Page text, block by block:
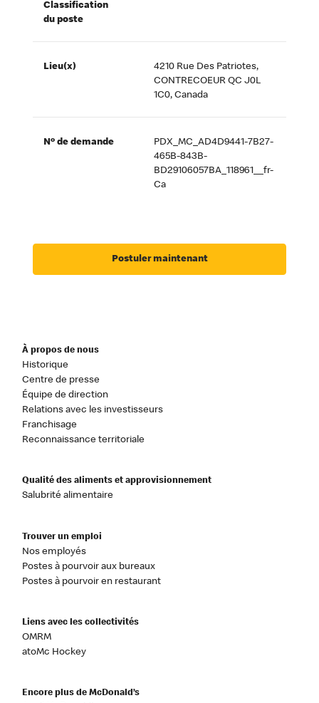
Classification
du poste
Lieu(x)
4210 Rue Des Patriotes,
CONTRECOEUR QC J0L
1C0, Canada
Nº de demande
PDX_MC_AD4D9441-7B27-
465B-843B-
BD29106057BA_118961__fr-
Ca
Postuler maintenant
À propos de nous
Historique
Centre de presse
Équipe de direction
Relations avec les investisseurs
Franchisage
Reconnaissance territoriale
Qualité des aliments et approvisionnement
Salubrité alimentaire
Trouver un emploi
Nos employés
Postes à pourvoir aux bureaux
Postes à pourvoir en restaurant
Liens avec les collectivités
OMRM
atoMc Hockey
Encore plus de McDonald’s